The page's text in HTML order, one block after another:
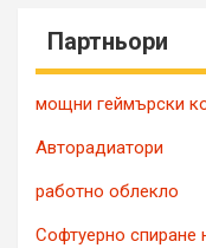
Партньори
мощни геймърски
Авторадиатори
работно облекло
Софтуерно спиране